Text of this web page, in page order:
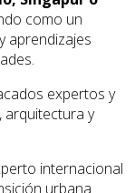
como un
aprendizajes
expertos y
arquitectura y
internacional
urbana